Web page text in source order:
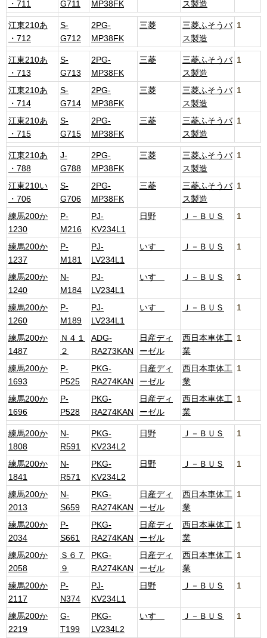
・711
G711
MP38FK
ス製造
江東210あ
・712
S-
G712
2PG-
MP38FK
三菱
三菱ふそうバ
ス製造
1
江東210あ
・713
S-
G713
2PG-
MP38FK
三菱
三菱ふそうバ
ス製造
1
江東210あ
・714
S-
G714
2PG-
MP38FK
三菱
三菱ふそうバ
ス製造
1
江東210あ
・715
S-
G715
2PG-
MP38FK
三菱
三菱ふそうバ
ス製造
1
江東210あ
・788
J-
G788
2PG-
MP38FK
三菱
三菱ふそうバ
ス製造
1
江東210い
・706
S-
G706
2PG-
MP38FK
三菱
三菱ふそうバ
ス製造
1
練馬200か
1230
P-
M216
PJ-
KV234L1
日野 Ｊ－ＢＵＳ 1
練馬200か
1237
P-
M181
PJ-
LV234L1
いすゞ Ｊ－ＢＵＳ 1
練馬200か
1240
N-
M184
PJ-
LV234L1
いすゞ Ｊ－ＢＵＳ 1
練馬200か
1260
P-
M189
PJ-
LV234L1
いすゞ Ｊ－ＢＵＳ 1
練馬200か
1487
Ｎ４１
２
ADG-
RA273KAN
日産ディ
ーゼル
西日本車体工
業
1
練馬200か
1693
P-
P525
PKG-
RA274KAN
日産ディ
ーゼル
西日本車体工
業
1
練馬200か
1696
P-
P528
PKG-
RA274KAN
日産ディ
ーゼル
西日本車体工
業
1
練馬200か
1808
N-
R591
PKG-
KV234L2
日野 Ｊ－ＢＵＳ 1
練馬200か
1841
N-
R571
PKG-
KV234L2
日野 Ｊ－ＢＵＳ 1
練馬200か
2013
N-
S659
PKG-
RA274KAN
日産ディ
ーゼル
西日本車体工
業
1
練馬200か
2034
P-
S661
PKG-
RA274KAN
日産ディ
ーゼル
西日本車体工
業
1
練馬200か
2058
Ｓ６７
９
PKG-
RA274KAN
日産ディ
ーゼル
西日本車体工
業
1
練馬200か
2117
P-
N374
PJ-
KV234L1
日野 Ｊ－ＢＵＳ 1
練馬200か
2219
G-
T199
PKG-
LV234L2
いすゞ Ｊ－ＢＵＳ 1